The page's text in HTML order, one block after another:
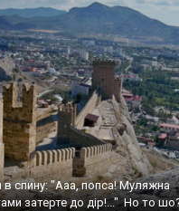
спину: "Ааа, попса! Муляжна
затерте до дір!..." Но то